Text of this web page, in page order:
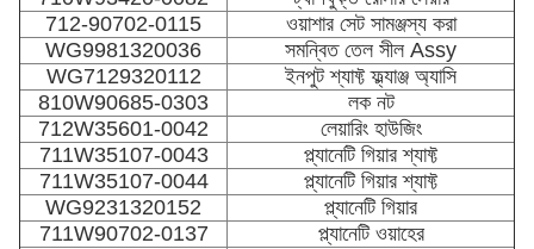
712-90702-0115
ওয়াশার সেট সামঞ্জস্য করা
WG9981320036
সমন্বিত তেল সীল Assy
WG7129320112
ইনপুট শ্যাফ্ট ফ্ল্যাঞ্জ অ্যাসি
810W90685-0303
লক নট
712W35601-0042
লেয়ারিং হাউজিং
711W35107-0043
প্ল্যানেটি গিয়ার শ্যাফ্ট
711W35107-0044
প্ল্যানেটি গিয়ার শ্যাফ্ট
WG9231320152
প্ল্যানেটি গিয়ার
711W90702-0137
প্ল্যানেটি ওয়াহের